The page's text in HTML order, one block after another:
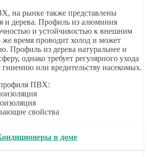
на рынке также представлены
и дерева. Профиль из алюминия
и устойчивостью к внешним
же время проводит холод и может
Профиль из дерева натуральнее и
однако требует регулярного ухода
гниению или вредительству насекомых.
ПВХ:
свойства
в доме